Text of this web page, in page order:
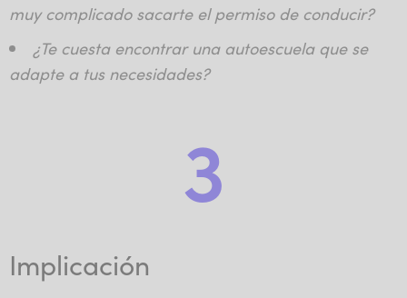
muy complicado sacarte el permiso de conducir?
¿Te cuesta encontrar una autoescuela que se
adapte a tus necesidades?
3
Implicación